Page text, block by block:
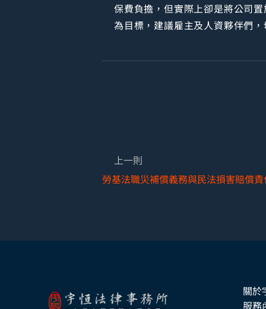
保費負擔，但實際上卻是將公司
為目標，建議雇主及人資夥伴們
上一則
勞基法職災補償義務與民法損害賠償
關於
服務